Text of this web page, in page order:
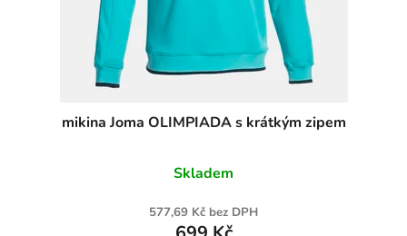
mikina Joma OLIMPIADA s krátkým zipem
Skladem
577,69 Kč bez DPH